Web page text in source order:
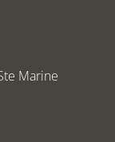
Marine